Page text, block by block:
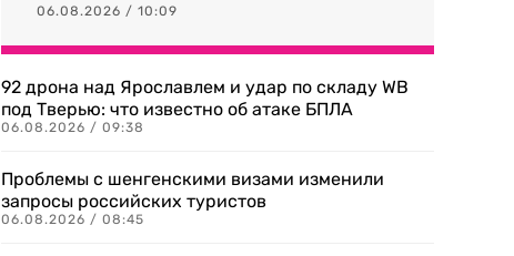
06.08.2026 / 10:09
92 дрона над Ярославлем и удар по складу WB
под Тверью: что известно об атаке БПЛА
06.08.2026 / 09:38
Проблемы с шенгенскими визами изменили
запросы российских туристов
06.08.2026 / 08:45